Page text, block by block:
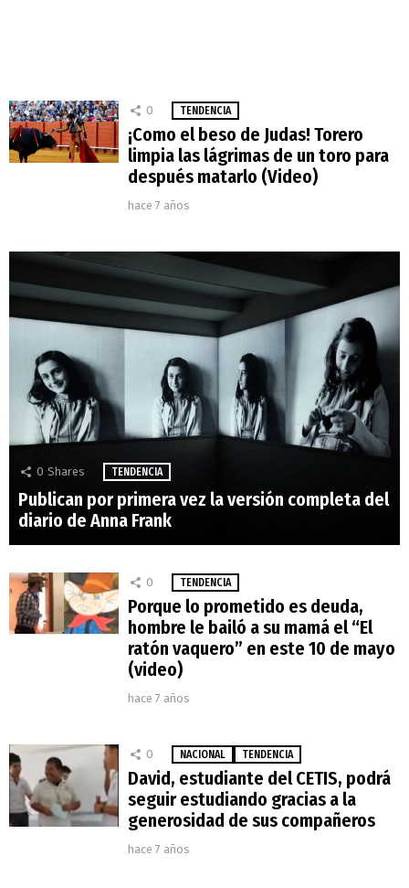
0 TENDENCIA
¡Como el beso de Judas! Torero
limpia las lágrimas de un toro para
después matarlo (Video)
hace 7 años
0 Shares TENDENCIA
Publican por primera vez la versión completa del
diario de Anna Frank
0 TENDENCIA
Porque lo prometido es deuda,
hombre le bailó a su mamá el “El
ratón vaquero” en este 10 de mayo
(video)
hace 7 años
0 NACIONAL TENDENCIA
David, estudiante del CETIS, podrá
seguir estudiando gracias a la
generosidad de sus compañeros
hace 7 años